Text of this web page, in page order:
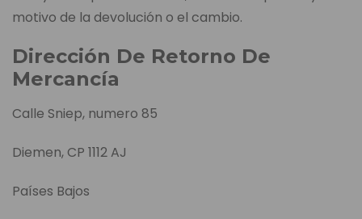
motivo de la devolución o el cambio.
Dirección De Retorno De
Mercancía
Calle Sniep, numero 85
Diemen, CP 1112 AJ
Países Bajos